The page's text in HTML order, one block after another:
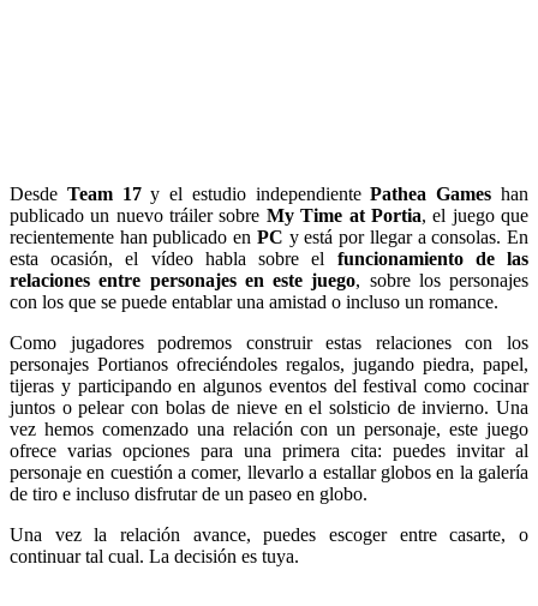
Desde Team 17y el estudio independientePathea Games han
publicado un nuevo tráiler sobre My Time at Portia, el juego que
recientemente han publicado en PC y está por llegar a consolas. En
esta ocasión, el vídeo habla sobre el funcionamiento de las
relaciones entre personajes en este juego, sobre los personajes
con los que se puede entablar una amistad o incluso un romance.
Como jugadores podremos construir estas relaciones con los
personajes Portianos ofreciéndoles regalos, jugando piedra, papel,
tijeras y participando en algunos eventos del festival como cocinar
juntos o pelear con bolas de nieve en el solsticio de invierno. Una
vez hemos comenzado una relación con un personaje, este juego
ofrece varias opciones para una primera cita: puedes invitar al
personaje en cuestión a comer, llevarlo a estallar globos en la galería
de tiro e incluso disfrutar de un paseo en globo.
Una vez la relación avance, puedes escoger entre casarte, o
continuar tal cual. La decisión es tuya.